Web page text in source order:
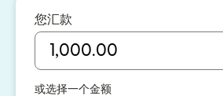
您汇款
或选择一个金额